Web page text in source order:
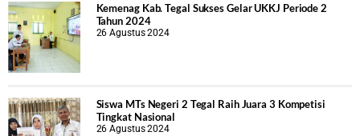
Kemenag Kab. Tegal Sukses Gelar UKKJ Periode 2
Tahun 2024
26 Agustus 2024
Siswa MTs Negeri 2 Tegal Raih Juara 3 Kompetisi
Tingkat Nasional
26 Agustus 2024